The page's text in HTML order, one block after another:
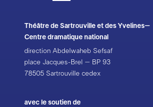
Théâtre de Sartrouville et des Yvelines–
Centre dramatique national
direction Abdelwaheb Sefsaf
place Jacques-Brel – BP 93
78505 Sartrouville cedex
avec le soutien de